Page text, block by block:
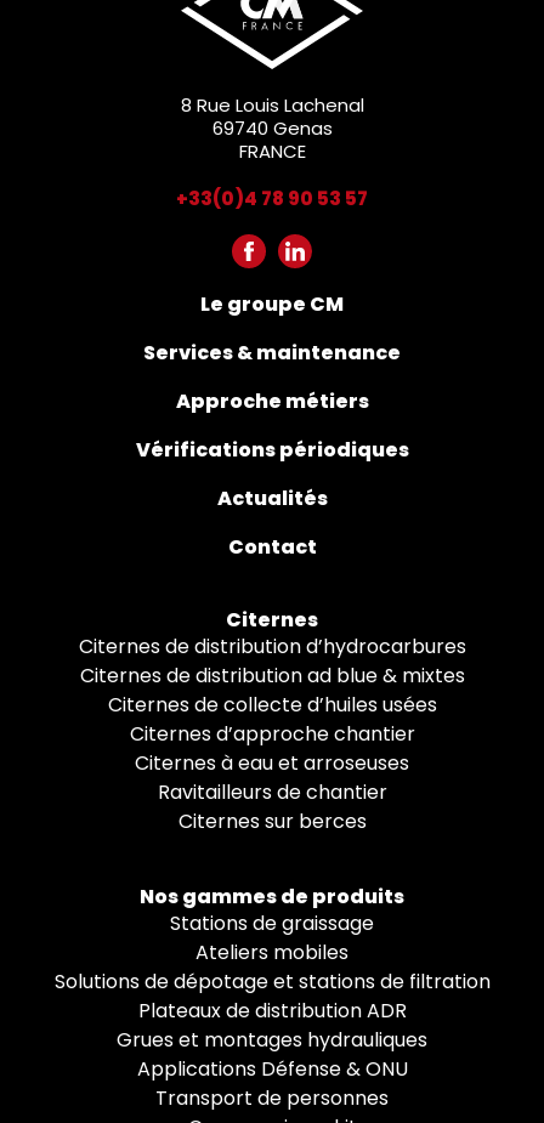
8 Rue Louis Lachenal
69740 Genas
FRANCE
+33(0)4 78 90 53 57
Le groupe CM
Services & maintenance
Approche métiers
Vérifications périodiques
Actualités
Contact
Citernes
Citernes de distribution d’hydrocarbures
Citernes de distribution ad blue & mixtes
Citernes de collecte d’huiles usées
Citernes d’approche chantier
Citernes à eau et arroseuses
Ravitailleurs de chantier
Citernes sur berces
Nos gammes de produits
Stations de graissage
Ateliers mobiles
Solutions de dépotage et stations de filtration
Plateaux de distribution ADR
Grues et montages hydrauliques
Applications Défense & ONU
Transport de personnes